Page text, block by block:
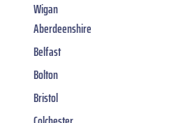
Wigan
Aberdeenshire
Belfast
Bolton
Bristol